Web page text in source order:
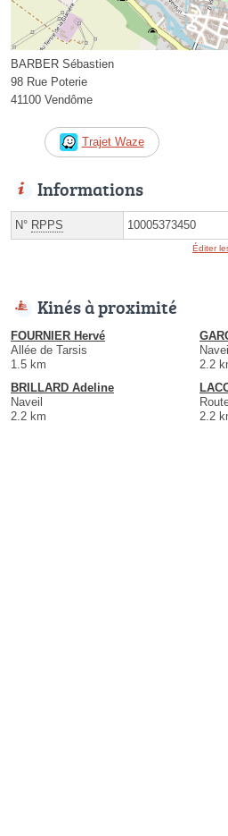
BARBER Sébastien
98 Rue Poterie
41100 Vendôme
Trajet Waze
Informations
N° RPPS 10005373450
Éditer
Kinés à proximité
FOURNIER Hervé
Allée de Tarsis
1.5 km
Naveil
2.2
BRILLARD Adeline
Naveil
2.2 km
2.2